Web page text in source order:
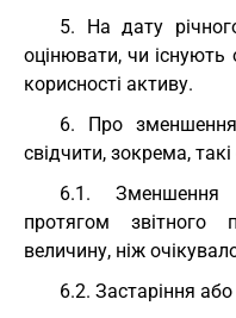
5. На дату
оцінювати, чи
корисності активу.
6. Про зменшення
свідчити, зокрема,
6.1. Зменшення
протягом звітного
величину, ніж
6.2. Застаріння